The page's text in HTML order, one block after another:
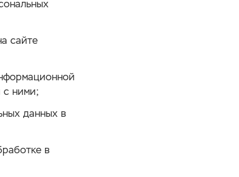
сайте
с ними;
данных в
в